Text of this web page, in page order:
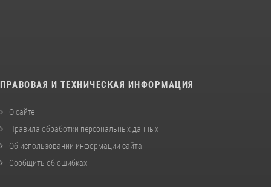
ПРАВОВАЯ И ТЕХНИЧЕСКАЯ ИНФОРМАЦИЯ
О сайте
Правила обработки персональных данных
Об использовании информации сайта
Сообщить об ошибках